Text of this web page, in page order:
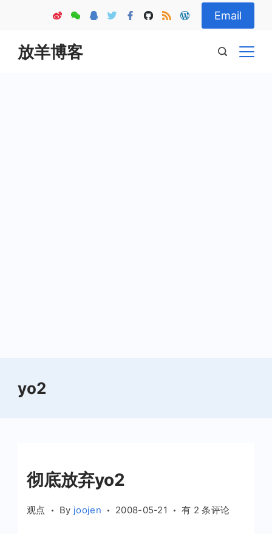
content
Email
放羊博客
yo2
彻底放弃yo2
观点 By joojen 2008-05-21
彻
有 2 条评论